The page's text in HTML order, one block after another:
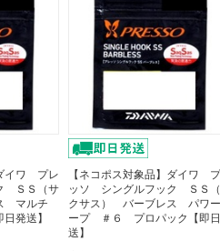
イワ プレ
ＳＳ（サ
マルチ
発送】
【ネコポス対象品】ダイワ
ッソ シングルフック ＳＳ
クサス） バーブレス パワ
ープ ＃６ プロパック【即
送】